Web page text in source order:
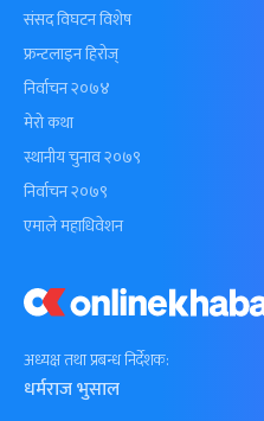
अध्यक्ष तथा प्रबन्ध निर्देशक:
धर्मराज भुसाल
संसद विघटन विशेष
फ्रन्टलाइन हिरोज्
निर्वाचन २०७४
मेरो कथा
स्थानीय चुनाव २०७९
निर्वाचन २०७९
एमाले महाधिवेशन